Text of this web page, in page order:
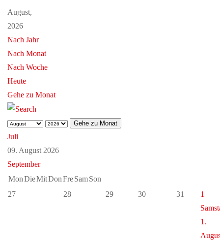
August,
2026
Nach Jahr
Nach Monat
Nach Woche
Heute
Gehe zu Monat
Gehe zu Monat
Juli
09. August 2026
September
MonDieMitDonFreSamSon
27
28 29 30 31
1
1.